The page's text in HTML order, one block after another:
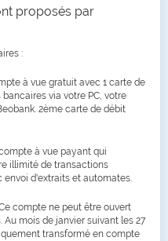
proposés par
:
à vue gratuit avec 1 carte de
via votre PC, votre
2ème carte de débit
à vue payant qui
illimité de transactions
envoi d'extraits et automates.
compte ne peut être ouvert
Au mois de janvier suivant les 27
transformé en compte